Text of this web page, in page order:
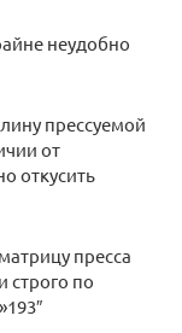
неудобно
прессуемой
от
откусить
пресса
строго по